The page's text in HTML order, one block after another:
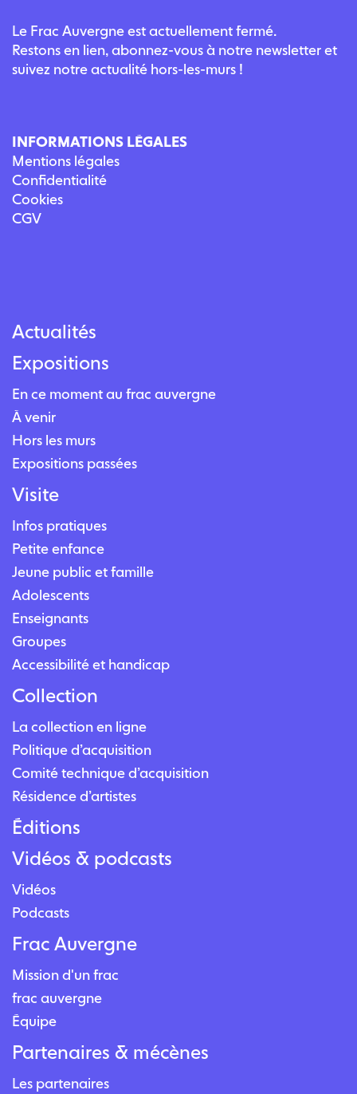
Le Frac Auvergne est actuellement fermé.
Restons en lien, abonnez-vous à notre newsletter et
suivez notre actualité hors-les-murs !
INFORMATIONS LÉGALES
Mentions légales
Confidentialité
Cookies
CGV
Actualités
Expositions
En ce moment au frac auvergne
À venir
Hors les murs
Expositions passées
Visite
Infos pratiques
Petite enfance
Jeune public et famille
Adolescents
Enseignants
Groupes
Accessibilité et handicap
Collection
La collection en ligne
Politique d’acquisition
Comité technique d’acquisition
Résidence d’artistes
Éditions
Vidéos & podcasts
Vidéos
Podcasts
Frac Auvergne
Mission d'un frac
frac auvergne
Équipe
Partenaires & mécènes
Les partenaires